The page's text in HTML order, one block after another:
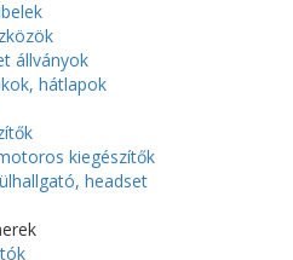
állványok
hátlapok
kiegészítők
headset